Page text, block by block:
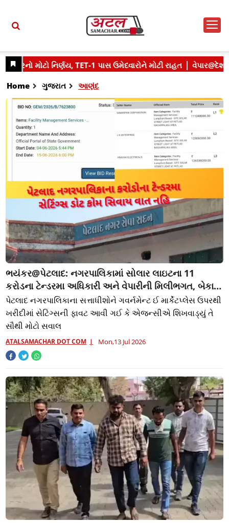
Home ગુજરાત આણંદ
ભયંકર@પેટલાદ: નગરપાલિકામાં સોલાર લાઇટના 11
કરોડના ટેન્ડરમા અધિકારી અને વેપારીની મિલીભગત, બેકાબૂ
ભ્રષ્ટાચાર
પેટલાદ નગરપાલિકાના સત્તાધીશોને ગવર્નમેન્ટ ઈ માર્કેટપ્લેસ ઉપરથી
ખરીદીમાં સેટિંગ્સની ફાવટ આવી ગઈ કે એજન્સીએ શિખવાડ્યું તે
સૌથી મોટો સવાલ
ATALSAMACHAR DOT COM Mon,13 Jul 2026